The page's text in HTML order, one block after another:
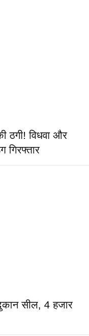
ठगी! विधवा और
गिरफ्तार
सील, 4 हजार